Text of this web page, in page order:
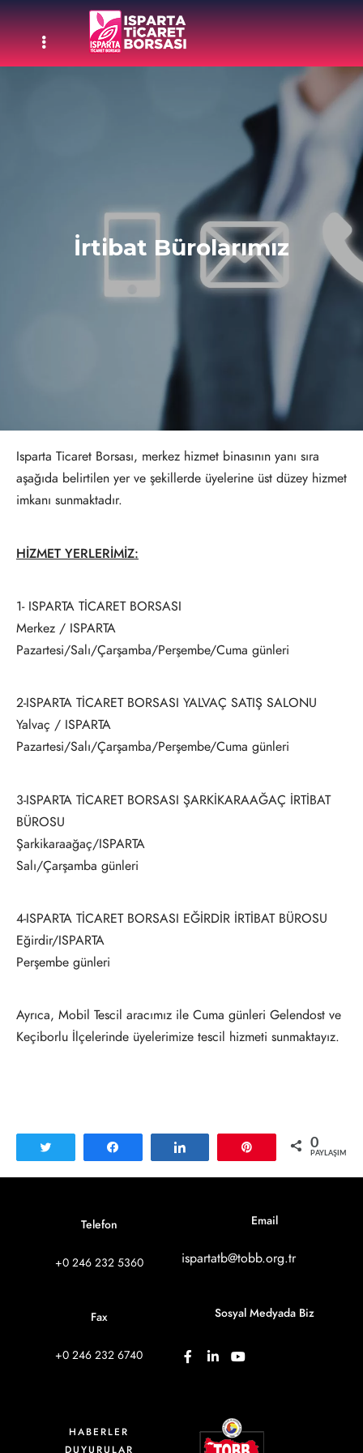
İrtibat Bürolarımız
Isparta Ticaret Borsası, merkez hizmet binasının yanı sıra
aşağıda belirtilen yer ve şekillerde üyelerine üst düzey hizmet
imkanı sunmaktadır.
HİZMET YERLERİMİZ:
1- ISPARTA TİCARET BORSASI
Merkez / ISPARTA
Pazartesi/Salı/Çarşamba/Perşembe/Cuma günleri
2-ISPARTA TİCARET BORSASI YALVAÇ SATIŞ SALONU
Yalvaç / ISPARTA
Pazartesi/Salı/Çarşamba/Perşembe/Cuma günleri
3-ISPARTA TİCARET BORSASI ŞARKİKARAAĞAÇ İRTİBAT
BÜROSU
Şarkikaraağaç/ISPARTA
Salı/Çarşamba günleri
4-ISPARTA TİCARET BORSASI EĞİRDİR İRTİBAT BÜROSU
Eğirdir/ISPARTA
Perşembe günleri
Ayrıca, Mobil Tescil aracımız ile Cuma günleri Gelendost ve
Keçiborlu İlçelerinde üyelerimize tescil hizmeti sunmaktayız.
0
PAYLAŞIMLAR
Telefon
+0 246 232 5360
Fax
+0 246 232 6740
Email
ispartatb@tobb.org.tr
Sosyal Medyada Biz
HABERLER
DUYURULAR